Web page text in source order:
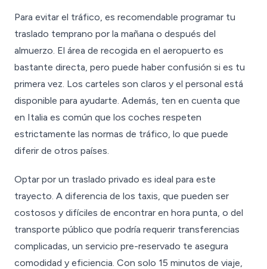
Para evitar el tráfico, es recomendable programar tu
traslado temprano por la mañana o después del
almuerzo. El área de recogida en el aeropuerto es
bastante directa, pero puede haber confusión si es tu
primera vez. Los carteles son claros y el personal está
disponible para ayudarte. Además, ten en cuenta que
en Italia es común que los coches respeten
estrictamente las normas de tráfico, lo que puede
diferir de otros países.
Optar por un traslado privado es ideal para este
trayecto. A diferencia de los taxis, que pueden ser
costosos y difíciles de encontrar en hora punta, o del
transporte público que podría requerir transferencias
complicadas, un servicio pre-reservado te asegura
comodidad y eficiencia. Con solo 15 minutos de viaje,